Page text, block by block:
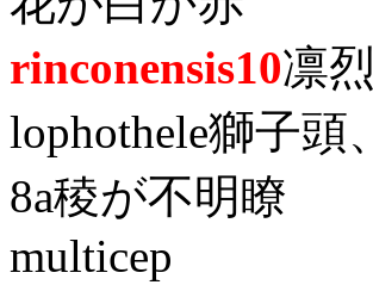
rinconensis10凛
lophothele獅子頭
8a稜が不明瞭
multicep